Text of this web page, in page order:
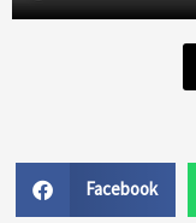
Facebook